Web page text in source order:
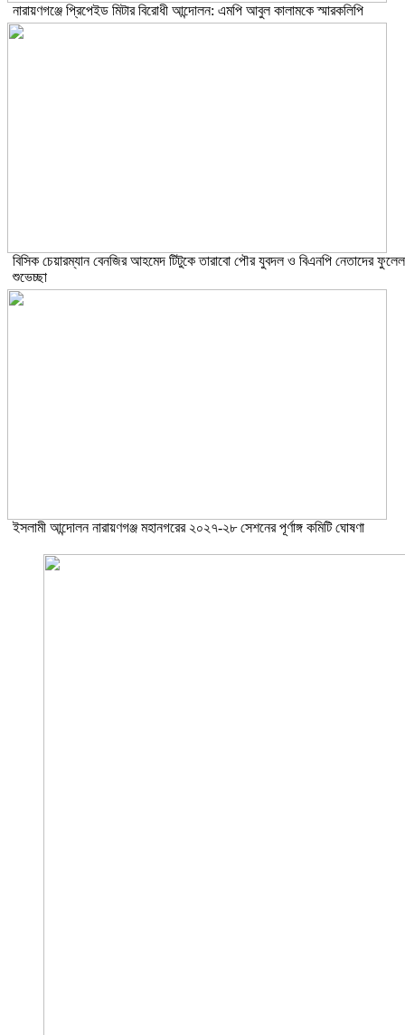
নারায়ণগঞ্জে প্রিপেইড মিটার বিরোধী আন্দোলন: এমপি আবুল কালামকে স্মারকলিপি
বিসিক চেয়ারম্যান বেনজির আহমেদ টিটুকে তারাবো পৌর যুবদল ও বিএনপি নেতাদের ফুলেল
শুভেচ্ছা
ইসলামী আন্দোলন নারায়ণগঞ্জ মহানগরের ২০২৭-২৮ সেশনের পূর্ণাঙ্গ কমিটি ঘোষণা